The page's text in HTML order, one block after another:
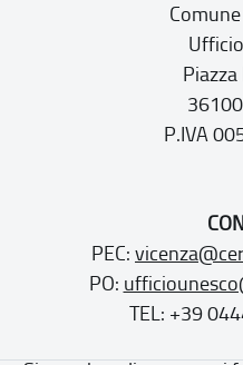
P.IVA
PEC:
PO:
TEL: +39